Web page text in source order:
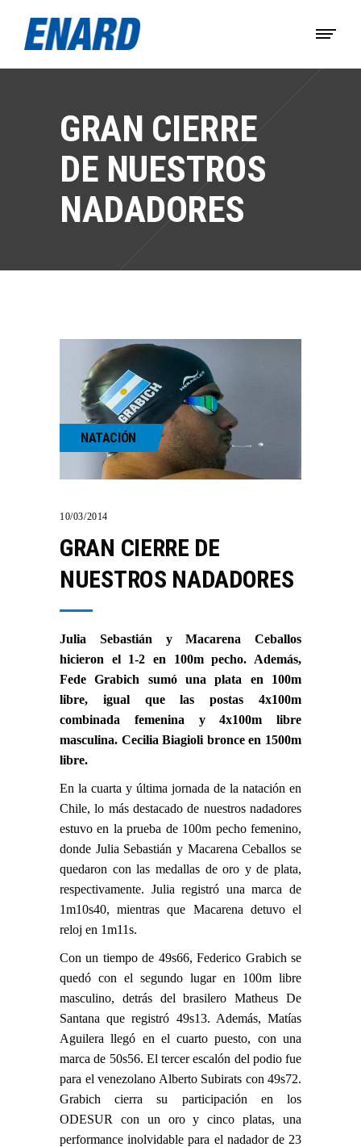
GRAN CIERRE
DE NUESTROS
NADADORES
NATACIÓN
10/03/2014
GRAN CIERRE DE
NUESTROS NADADORES
Julia Sebastián y Macarena Ceballos
hicieron el 1-2 en 100m pecho. Además,
Fede Grabich sumó una plata en 100m
libre, igual que las postas 4x100m
combinada femenina y 4x100m libre
masculina. Cecilia Biagioli bronce en 1500m
libre.
En la cuarta y última jornada de la natación en
Chile, lo más destacado de nuestros nadadores
estuvo en la prueba de 100m pecho femenino,
donde Julia Sebastián y Macarena Ceballos se
quedaron con las medallas de oro y de plata,
respectivamente. Julia registró una marca de
1m10s40, mientras que Macarena detuvo el
reloj en 1m11s.
Con un tiempo de 49s66, Federico Grabich se
quedó con el segundo lugar en 100m libre
masculino, detrás del brasilero Matheus De
Santana que registró 49s13. Además, Matías
Aguilera llegó en el cuarto puesto, con una
marca de 50s56. El tercer escalón del podio fue
para el venezolano Alberto Subirats con 49s72.
Grabich cierra su participación en los
ODESUR con un oro y cinco platas, una
performance inolvidable para el nadador de 23